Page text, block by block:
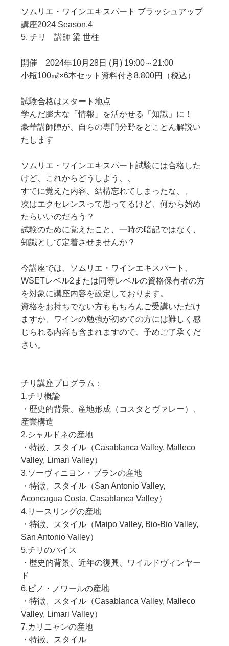
ソムリエ・ワインエキスパート ブラッシュアップ
講座2024 Season.4
5. チリ 講師 梁 世柱
開催 2024年10月28日 (月) 19:00～21:00
小瓶100㎖×6本セット資料付き8,800円（税込）
試験合格はスタート地点
学んだ膨大な「情報」を活かせる「知識」に！
豪華講師陣が、自らの専門分野をとことん解説い
たします
ソムリエ・ワインエキスパート試験には合格した
けど、これからどうしよう、、
すでに覚えた内容、結構忘れてしまったな、、
次はエクセレンスって思ってるけど、何から始め
たらいいのだろう？
試験のために覚えたこと、一時の暗記ではなく、
知識として定着させませんか？
今講座では、ソムリエ・ワインエキスパート、
WSETレベル2または同等レベルの資格保有者の方
を対象に講座内容を設定しております。
資格をお持ちでない方ももちろんご受講いただけ
ますが、ワインの勉強が初めての方には難しく感
じられる内容も含まれますので、予めご了承くだ
さい。
チリ講座プログラム：
1.チリ概論
・歴史的背景、産地形成（コスタとヴァレー）、
産業構造
2.シャルドネの産地
・特徴、スタイル（Casablanca Valley, Malleco
Valley, Limari Valley）
3.ソーヴィニヨン・ブランの産地
・特徴、スタイル（San Antonio Valley,
Aconcagua Costa, Casablanca Valley）
4.リースリングの産地
・特徴、スタイル（Maipo Valley, Bio-Bio Valley,
San Antonio Valley）
5.チリのパイス
・歴史的背景、近年の復興、ワイルドヴィンヤー
ド
6.ピノ・ノワールの産地
・特徴、スタイル（Casablanca Valley, Malleco
Valley, Limari Valley）
7.カリニャンの産地
・特徴、スタイル